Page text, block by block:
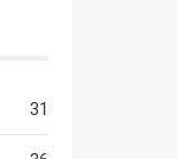
31